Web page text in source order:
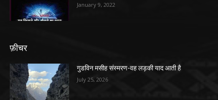
January 9, 2022
फ़ीचर
गुडविन मसीह संस्मरण-वह लड़की याद आती है
July 25, 2026